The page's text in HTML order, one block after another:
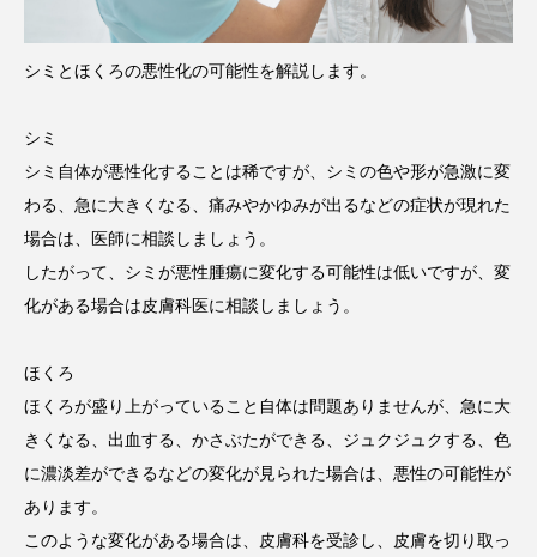
シミとほくろの悪性化の可能性を解説します。
シミ
シミ自体が悪性化することは稀ですが、シミの色や形が急激に変
わる、急に大きくなる、痛みやかゆみが出るなどの症状が現れた
場合は、医師に相談しましょう。
したがって、シミが悪性腫瘍に変化する可能性は低いですが、変
化がある場合は皮膚科医に相談しましょう。
ほくろ
ほくろが盛り上がっていること自体は問題ありませんが、急に大
きくなる、出血する、かさぶたができる、ジュクジュクする、色
に濃淡差ができるなどの変化が見られた場合は、悪性の可能性が
あります。
このような変化がある場合は、皮膚科を受診し、皮膚を切り取っ